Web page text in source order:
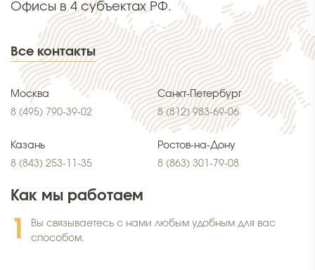
Офисы в 4 субъектах РФ.
Все контакты
Москва
8 (495) 790-39-02
Санкт-Петербург
8 (812) 983-69-06
Казань
8 (843) 253-11-35
Ростов-на-Дону
8 (863) 301-79-08
Как мы работаем
Вы связываетесь с нами любым удобным для вас
способом.